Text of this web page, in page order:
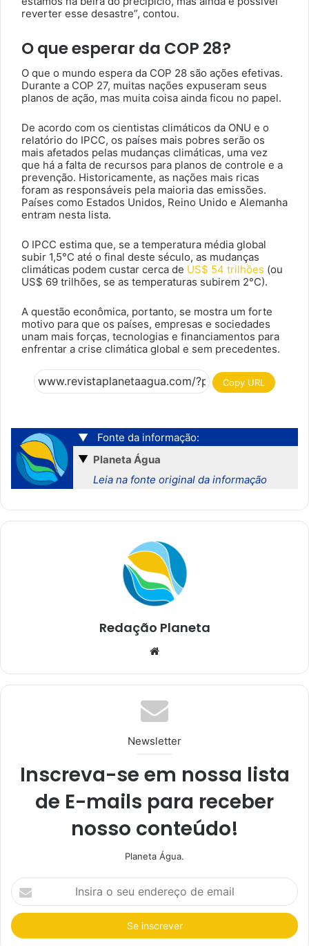
reverter esse desastre”, contou.
O que esperar da COP 28?
O que o mundo espera da COP 28 são ações efetivas.
Durante a COP 27, muitas nações expuseram seus
planos de ação, mas muita coisa ainda ficou no papel.
De acordo com os cientistas climáticos da ONU e o
relatório do IPCC, os países mais pobres serão os
mais afetados pelas mudanças climáticas, uma vez
que há a falta de recursos para planos de controle e a
prevenção. Historicamente, as nações mais ricas
foram as responsáveis ​​pela maioria das emissões.
Países como Estados Unidos, Reino Unido e Alemanha
entram nesta lista.
O IPCC estima que, se a temperatura média global
subir 1,5°C até o final deste século, as mudanças
climáticas podem custar cerca de US$ 54 trilhões (ou
US$ 69 trilhões, se as temperaturas subirem 2°C).
A questão econômica, portanto, se mostra um forte
motivo para que os países, empresas e sociedades
unam mais forças, tecnologias e financiamentos para
enfrentar a crise climática global e sem precedentes.
Copy URL
▼
Fonte da informação:
▼ Planeta Água
Leia na fonte original da informação
Redação Planeta
te
Newsletter
Inscreva-se em nossa lista
de E-mails para receber
nosso conteúdo!
Planeta Água.
I
n
i
r
a